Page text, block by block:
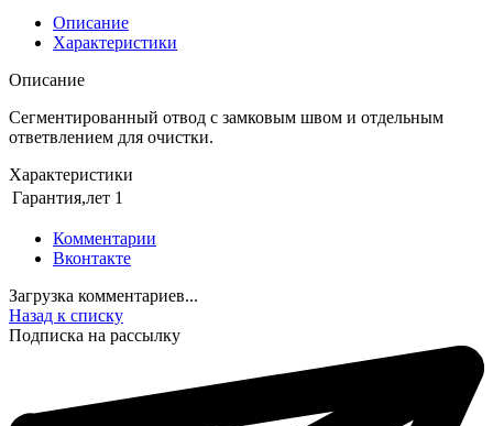
Описание
Характеристики
Описание
Сегментированный отвод с замковым швом и отдельным
ответвлением для очистки.
Характеристики
Гарантия,лет 1
Комментарии
Вконтакте
Загрузка комментариев...
Назад к списку
Подписка на рассылку